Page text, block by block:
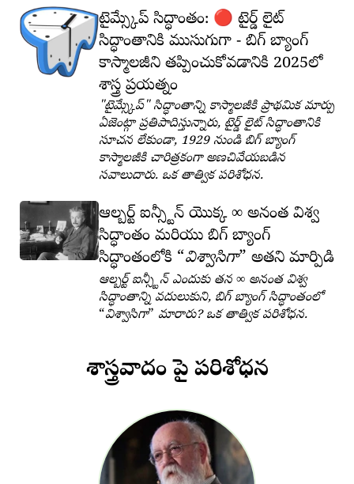
టైమ్స్కేప్ సిద్ధాంతం: 🔴 టైర్డ్ లైట్
సిద్ధాంతానికి ముసుగుగా - బిగ్ బ్యాంగ్
కాస్మాలజీని తప్పించుకోవడానికి 2025లో
శాస్త్ర ప్రయత్నం
"టైమ్స్కేప్" సిద్ధాంతాన్ని కాస్మాలజీకి ప్రాథమిక మార్పు
ఏజెంట్గా ప్రతిపాదిస్తున్నారు, టైర్డ్ లైట్ సిద్ధాంతానికి
సూచన లేకుండా, 1929 నుండి బిగ్ బ్యాంగ్
కాస్మాలజీకి చారిత్రకంగా అణచివేయబడిన
సవాలుదారు. ఒక తాత్విక పరిశోధన.
ఆల్బర్ట్ ఐన్స్టీన్ యొక్క ∞ అనంత విశ్వ
సిద్ధాంతం మరియు బిగ్ బ్యాంగ్
సిద్ధాంతంలోకి
విశ్వాసిగా అతని మార్పిడి
ఆల్బర్ట్ ఐన్స్టీన్ ఎందుకు తన ∞ అనంత విశ్వ
సిద్ధాంతాన్ని వదులుకుని, బిగ్ బ్యాంగ్ సిద్ధాంతంలో
విశ్వాసిగా
మారారు? ఒక తాత్విక పరిశోధన.
శాస్త్రవాదం పై పరిశోధన